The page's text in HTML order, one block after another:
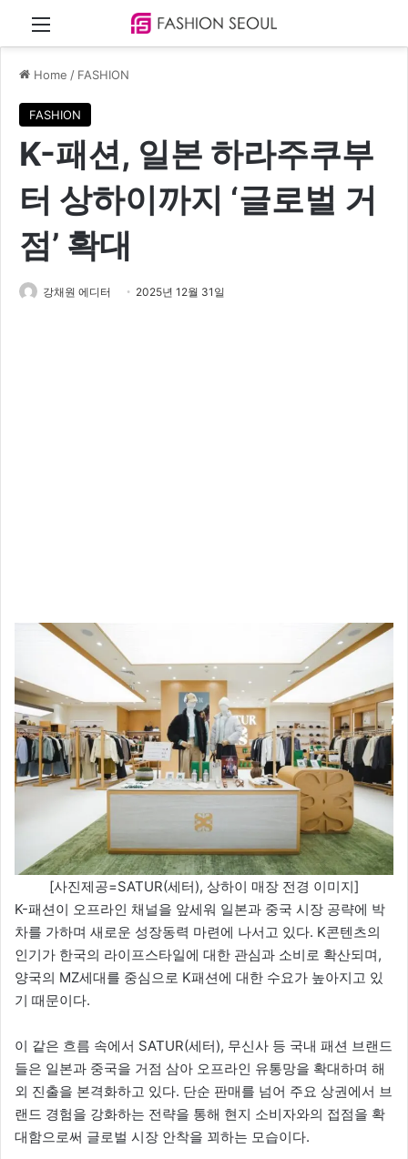
Menu
Home / FASHION
FASHION
K-패션, 일본 하라주쿠부
터 상하이까지 ‘글로벌 거
점’ 확대
강채원 에디터 2025년 12월 31일
[사진제공=SATUR(세터), 상하이 매장 전경 이미지]
K-패션이 오프라인 채널을 앞세워 일본과 중국 시장 공략에 박
차를 가하며 새로운 성장동력 마련에 나서고 있다. K콘텐츠의
인기가 한국의 라이프스타일에 대한 관심과 소비로 확산되며,
양국의 MZ세대를 중심으로 K패션에 대한 수요가 높아지고 있
기 때문이다.
이 같은 흐름 속에서 SATUR(세터), 무신사 등 국내 패션 브랜드
들은 일본과 중국을 거점 삼아 오프라인 유통망을 확대하며 해
외 진출을 본격화하고 있다. 단순 판매를 넘어 주요 상권에서 브
랜드 경험을 강화하는 전략을 통해 현지 소비자와의 접점을 확
대함으로써 글로벌 시장 안착을 꾀하는 모습이다.